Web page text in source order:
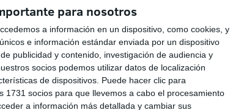
para nosotros
a información en un dispositivo, como cookies, y
e información estándar enviada por un dispositivo
publicidad y contenido, investigación de audiencia y
socios podemos utilizar datos de localización
de dispositivos. Puede hacer clic para
socios para que llevemos a cabo el procesamiento
a información más detallada y cambiar sus
su última corrida la